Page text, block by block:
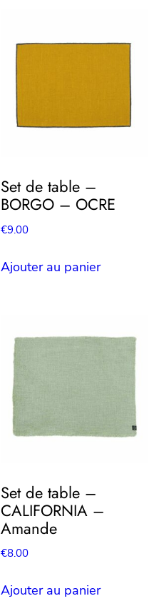
Set de table –
BORGO – OCRE
€9.00
Ajouter au panier
Set de table –
CALIFORNIA –
Amande
€8.00
Ajouter au panier